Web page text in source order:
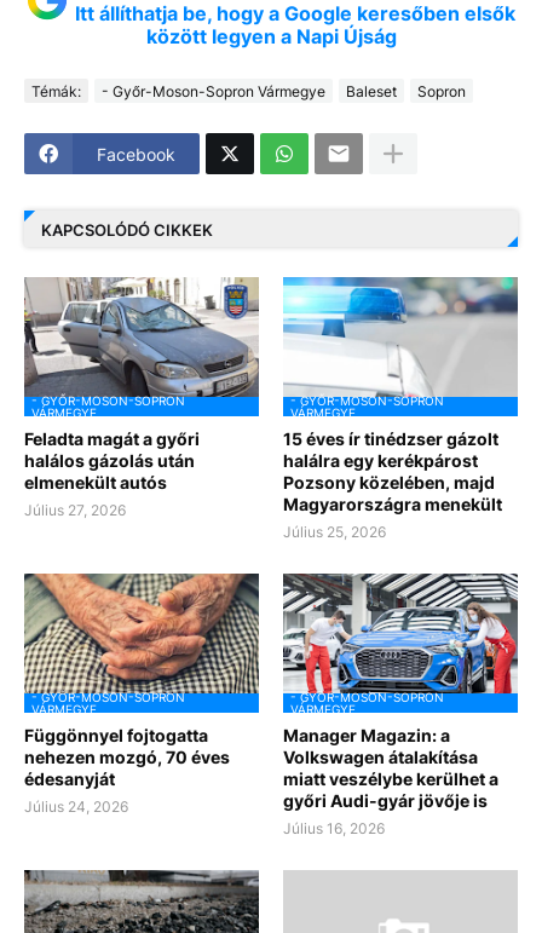
Itt állíthatja be, hogy a Google keresőben elsők
között legyen a Napi Újság
Témák: - Győr-Moson-Sopron Vármegye Baleset Sopron
Facebook
KAPCSOLÓDÓ CIKKEK
- GYŐR-MOSON-SOPRON
VÁRMEGYE
Feladta magát a győri
halálos gázolás után
elmenekült autós
Július 27, 2026
- GYŐR-MOSON-SOPRON
VÁRMEGYE
15 éves ír tinédzser gázolt
halálra egy kerékpárost
Pozsony közelében, majd
Magyarországra menekült
Július 25, 2026
- GYŐR-MOSON-SOPRON
VÁRMEGYE
Függönnyel fojtogatta
nehezen mozgó, 70 éves
édesanyját
Július 24, 2026
- GYŐR-MOSON-SOPRON
VÁRMEGYE
Manager Magazin: a
Volkswagen átalakítása
miatt veszélybe kerülhet a
győri Audi-gyár jövője is
Július 16, 2026